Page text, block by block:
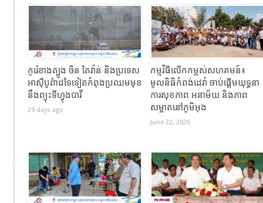
កូរ៉េខាងត្បូង ចិន តៃវ៉ាន់ និងប្រទេស
អាស៊ីបូព៌ាដទៃទៀតកំពុងប្រឈមមុខ
នឹងព្យុះទីហ្វុងបាវី
29 days ago
កម្មវិធីលើកកម្ពស់សហគមន៍៖
មូលនិធិកំពង់ដេវ៉ា ចាប់ផ្តើមយុទ្ធនា
ការសុខភាព អនាម័យ និងភាព
សម្អាតនៅភូមិអុង
June 22, 2026